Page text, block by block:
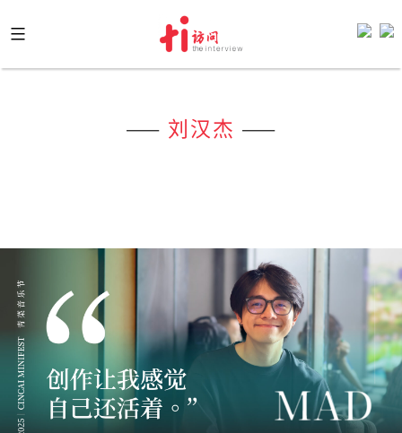
to
content
—— 刘汉杰 ——